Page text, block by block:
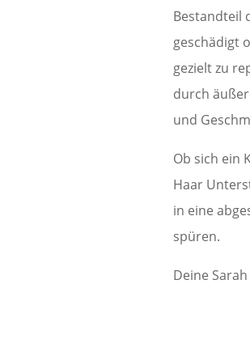
Bestandteil
geschädigt
gezielt zu
durch
und
Ob sich ein
Haar
in eine
spüren.
Deine